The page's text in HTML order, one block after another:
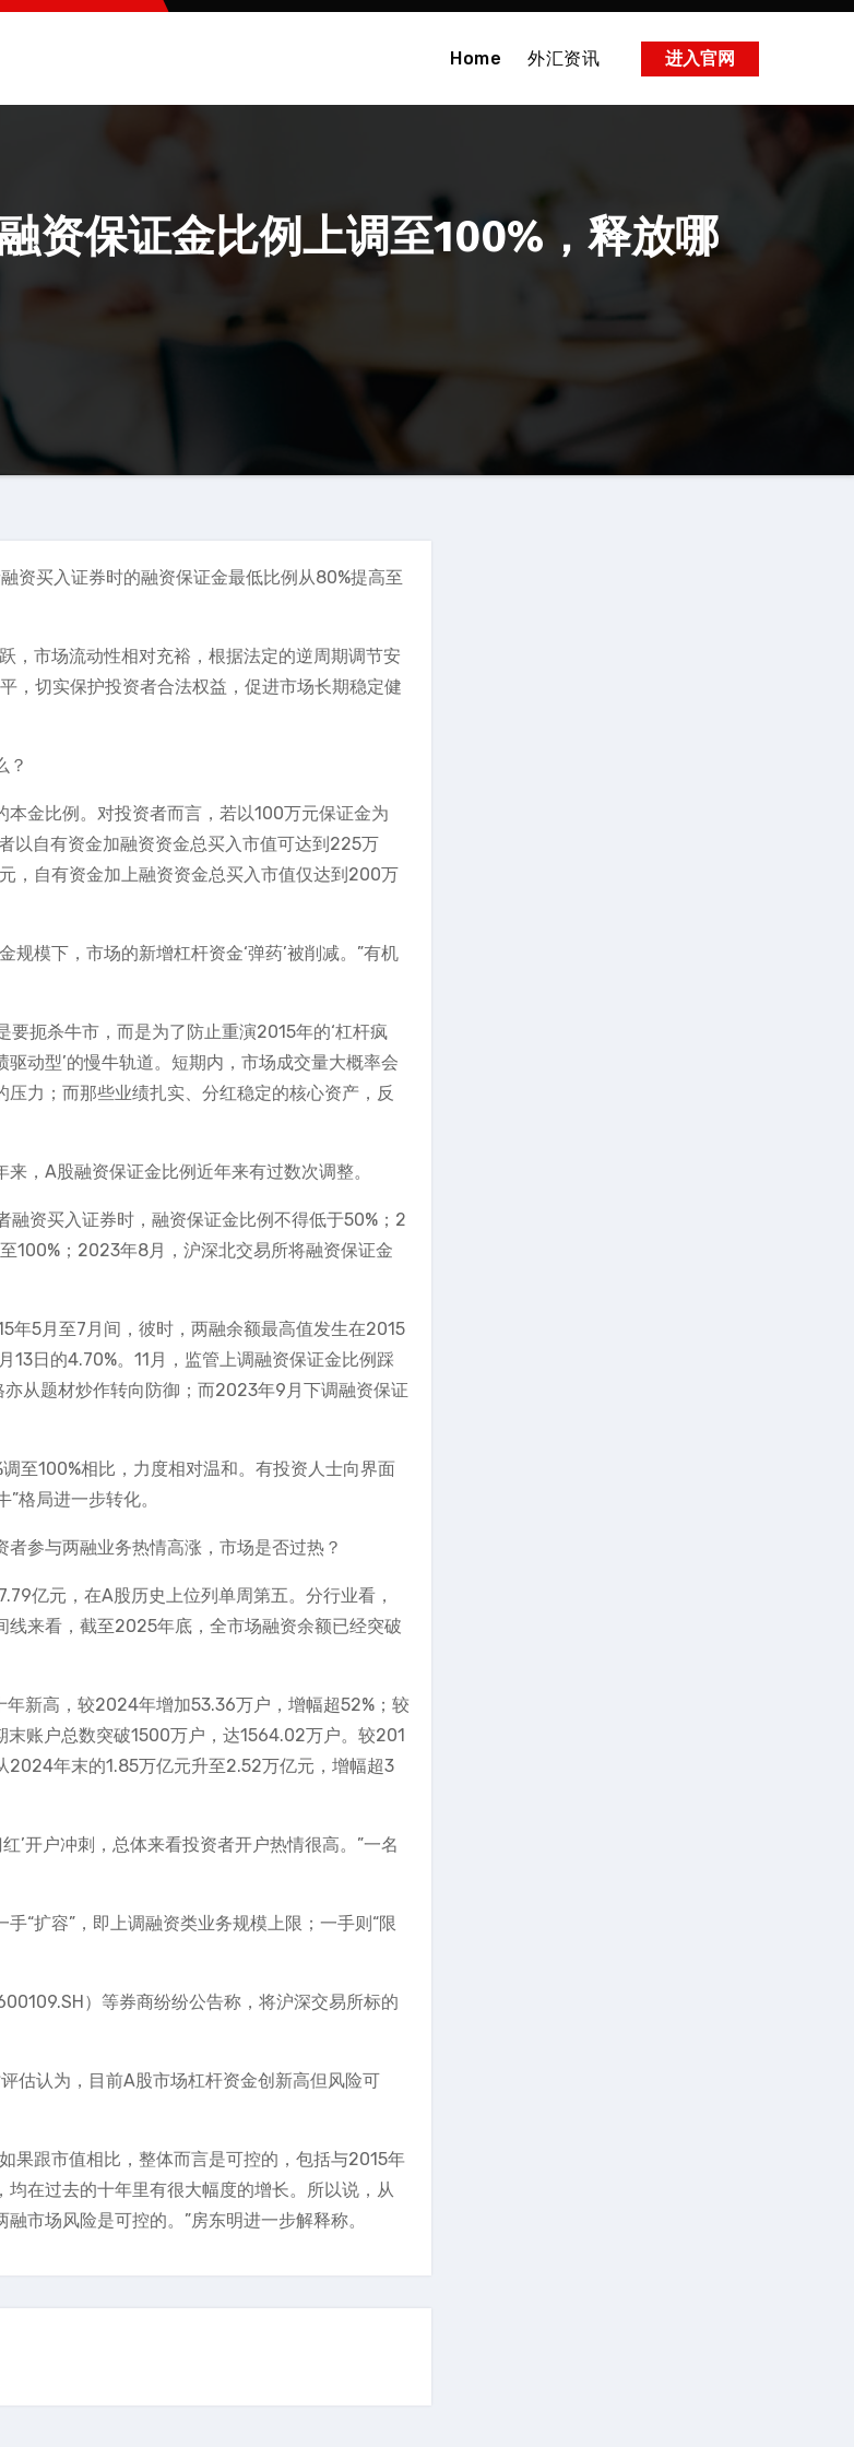
Home 外汇资讯 进入官网
资保证金比例上调至100%，释放哪
资买入证券时的融资保证金最低比例从80%提高至
，市场流动性相对充裕，根据法定的逆周期调节安
，切实保护投资者合法权益，促进市场长期稳定健
？
金比例。对投资者而言，若以100万元保证金为
以自有资金加融资资金总买入市值可达到225万
，自有资金加上融资资金总买入市值仅达到200万
模下，市场的新增杠杆资金‘弹药’被削减。”有机
要扼杀牛市，而是为了防止重演2015年的‘杠杆疯
驱动型’的慢牛轨道。短期内，市场成交量大概率会
力；而那些业绩扎实、分红稳定的核心资产，反
，A股融资保证金比例近年来有过数次调整。
资买入证券时，融资保证金比例不得低于50%；2
100%；2023年8月，沪深北交易所将融资保证金
年5月至7月间，彼时，两融余额最高值发生在2015
日的4.70%。11月，监管上调融资保证金比例踩
从题材炒作转向防御；而2023年9月下调融资保证
至100%相比，力度相对温和。有投资人士向界面
格局进一步转化。
参与两融业务热情高涨，市场是否过热？
亿元，在A股历史上位列单周第五。分行业看，
来看，截至2025年底，全市场融资余额已经突破
新高，较2024年增加53.36万户，增幅超52%；较
账户总数突破1500万户，达1564.02万户。较201
年末的1.85万亿元升至2.52万亿元，增幅超3
’开户冲刺，总体来看投资者开户热情很高。”一名
“扩容”，即上调融资类业务规模上限；一手则“限
）等券商纷纷公告称，将沪深交易所标的
估认为，目前A股市场杠杆资金创新高但风险可
果跟市值相比，整体而言是可控的，包括与2015年
在过去的十年里有很大幅度的增长。所以说，从
市场风险是可控的。”房东明进一步解释称。